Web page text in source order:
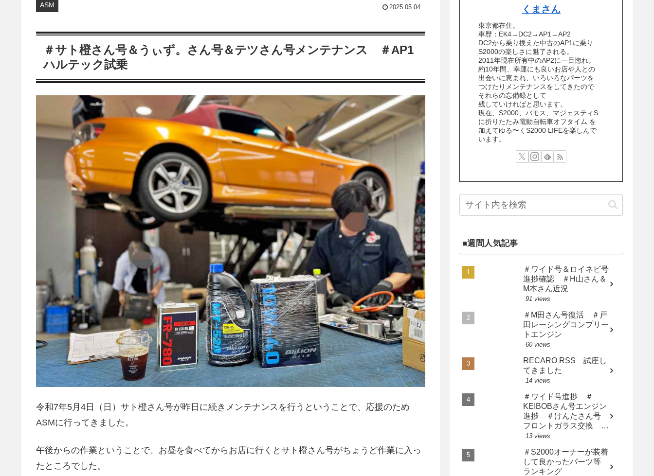
ASM 2025.05.04
＃サト橙さん号＆うぃず。さん号＆テツさん号メンテナンス ＃AP1
ハルテック試乗
令和7年5月4日（日）サト橙さん号が昨日に続きメンテナンスを行うということで、応援のため
ASMに行ってきました。
午後からの作業ということで、お昼を食べてからお店に行くとサト橙さん号がちょうど作業に入っ
たところでした。
くまさん
東京都在住。
車歴：EK4→DC2→AP1→AP2
DC2から乗り換えた中古のAP1に乗り
S2000の楽しさに魅了される。
2011年現在所有中のAP2に一目惚れ。
約10年間、幸運にも良いお店や人との
出会いに恵まれ、いろいろなパーツを
つけたりメンテナンスをしてきたので
それらの忘備録として
残していければと思います。
現在、S2000、バモス、マジェスティS
に折りたたみ電動自転車オフタイム を
加えてゆる〜くS2000 LIFEを楽しんで
います。
■週間人気記事
＃ワイド号＆ロイネビ号
進捗確認 ＃H山さん＆
M本さん近況
91 views
＃M田さん号復活 ＃戸
田レーシングコンプリー
トエンジン
60 views
RECARO RSS 試座し
てきました
14 views
＃ワイド号進捗 ＃
KEIBOBさん号エンジン
進捗 ＃けんたさん号
フロントガラス交換 ＃
サト橙さん漢の中の漢に
13 views
＃S2000オーナーが装着
して良かったパーツ等
ランキング